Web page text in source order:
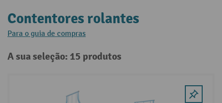
Contentores rolantes
Para o guia de compras
A sua seleção: 15 produtos